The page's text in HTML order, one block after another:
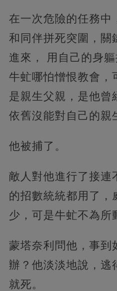
在一次危險的任務中
和同伴拼死突圍，關
進來， 用自己的身
牛虻哪怕憎恨教會，
是親生父親，是他曾
依舊沒能對自己的親
他被捕了。
敵人對他進行了接連
的招數統統都用了，
少，可是牛虻不為所
蒙塔奈利問他，事到
辦？他淡淡地說，逃
就死。